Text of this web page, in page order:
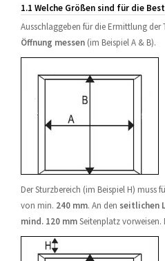
1.1 Welche Größen sind für die
Ausschlaggeben für die Ermittlung
Öffnung messen (im Beispiel A & B).
Der Sturzbereich (im Beispiel H) muss
von min. 240 mm. An den seitlichen
mind. 120 mmSeitenplatz